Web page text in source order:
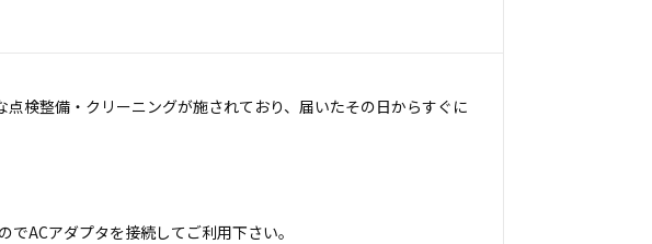
検整備・クリーニングが施されており、届いたその日からすぐに
ACアダプタを接続してご利用下さい。